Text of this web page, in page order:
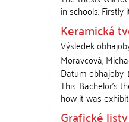
in schools.
Keramická
Výsledek
Moravcová,
Datum obhajoby:
This Bachelor's
how it was
Grafické